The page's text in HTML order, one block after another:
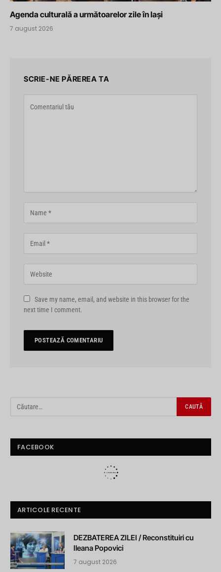
Agenda culturală a următoarelor zile în Iași
7 august 2026
SCRIE-NE PĂREREA TA
Save my name, email, and website in this browser for the
next time I comment.
FACEBOOK
ARTICOLE RECENTE
DEZBATEREA ZILEI / Reconstituiri cu
Ileana Popovici
7 august 2026